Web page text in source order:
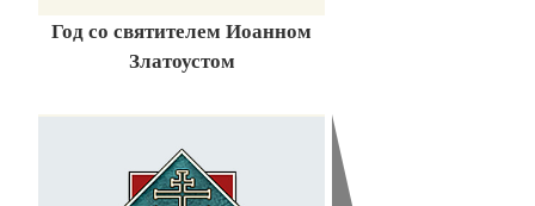
Год со святителем Иоанном
Златоустом